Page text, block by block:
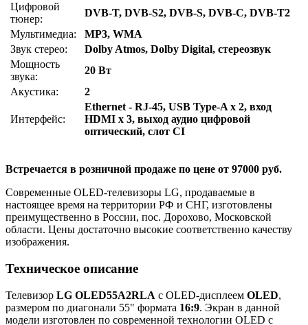
Цифровой
тюнер:
DVB-T, DVB-S2, DVB-S, DVB-C, DVB-T2
Мультимедиа:
MP3, WMA
Звук стерео:
Dolby Atmos, Dolby Digital, стереозвук
Мощность
звука:
20 Вт
Акустика:
2
Интерфейс:
Ethernet - RJ-45, USB Type-A x 2, вход
HDMI x 3, выход аудио цифровой
оптический, слот CI
Встречается в розничной продаже по цене от 97000 руб.
Современные OLED-телевизоры LG, продаваемые в
настоящее время на территории РФ и СНГ, изготовлены
преимущественно в России, пос. Дорохово, Московской
области. Цены достаточно высокие соответственно качеству
изображения.
Техническое описание
Телевизор LG OLED55A2RLA с OLED-дисплеем OLED,
размером по диагонали 55" формата 16:9. Экран в данной
модели изготовлен по современной технологии OLED с